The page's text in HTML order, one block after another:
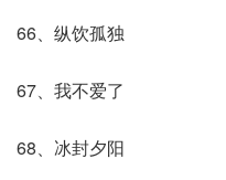
66、纵饮孤独
67、我不爱了
68、冰封夕阳